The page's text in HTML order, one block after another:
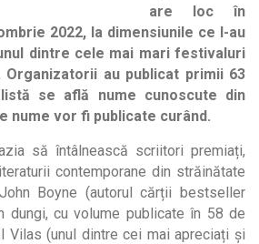
are loc în
2022, la dimensiunile ce l-au
dintre cele mai mari festivaluri
Organizatorii au publicat primii 63
se află nume cunoscute din
nume vor fi publicate curând.
să întâlnească scriitori premiați,
contemporane din străinătate
Boyne (autorul cărții bestseller
dungi, cu volume publicate în 58 de
Vilas (unul dintre cei mai apreciați și